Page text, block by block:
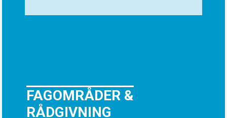
FAGOMRÅDER &
RÅDGIVNING